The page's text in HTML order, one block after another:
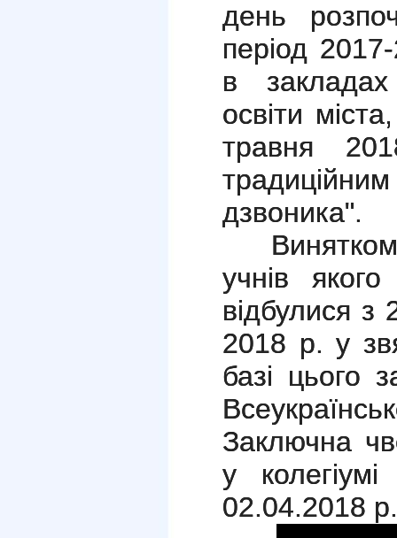
день
період
в закладах
освіти
травня
дзвоника".
Винятком
учнів
відбулися з
2018 р. у
базі цього
Заключна
у
02.04.2018 р.